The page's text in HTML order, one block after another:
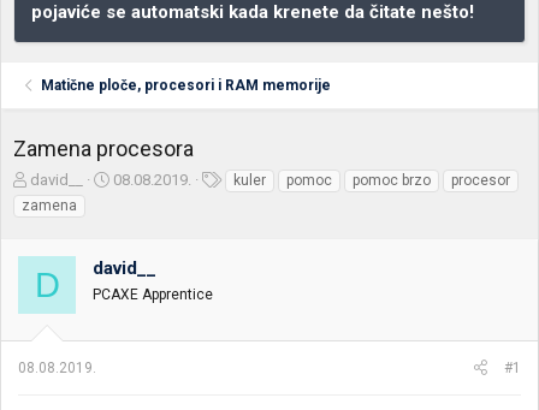
pojaviće se automatski kada krenete da čitate nešto!
Matične ploče, procesori i RAM memorije
Zamena procesora
Z
a
č
e
david__
D
m
p
08.08.2019. kuler pomoc pomoc brzo
procesor
zamena
D david__
PCAXE Apprentice
08.08.2019. #1